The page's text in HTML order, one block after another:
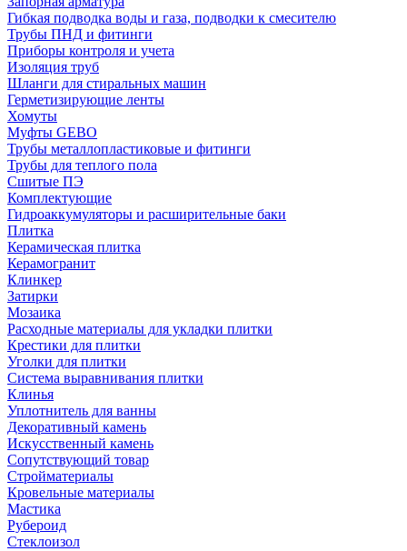
Гибкая подводка воды и газа, подводки к смесителю
Трубы ПНД и фитинги
Приборы контроля и учета
Изоляция труб
Шланги для стиральных машин
Герметизирующие ленты
Хомуты
Муфты GEBO
Трубы металлопластиковые и фитинги
Трубы для теплого пола
Сшитые ПЭ
Комплектующие
Гидроаккумуляторы и расширительные баки
Плитка
Керамическая плитка
Керамогранит
Клинкер
Затирки
Мозаика
Расходные материалы для укладки плитки
Крестики для плитки
Уголки для плитки
Система выравнивания плитки
Клинья
Уплотнитель для ванны
Декоративный камень
Искусственный камень
Сопутствующий товар
Стройматериалы
Кровельные материалы
Мастика
Рубероид
Стеклоизол